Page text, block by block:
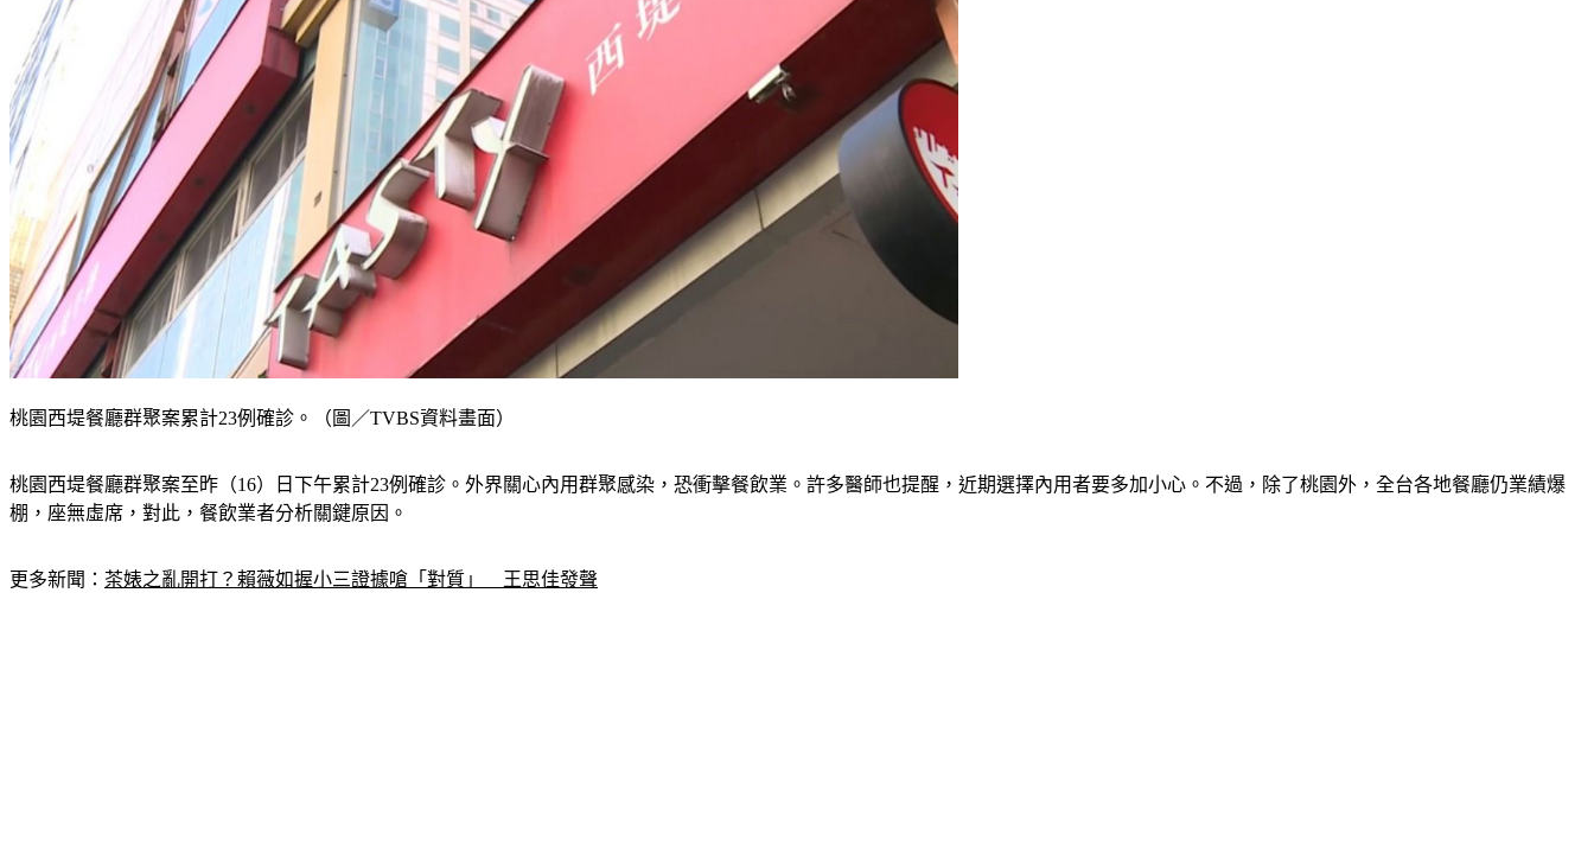
桃園西堤餐廳群聚案累計23例確診。（圖／TVBS資料畫面）
桃園西堤餐廳群聚案至昨（16）日下午累計23例確診。外界關心內用群聚感染，恐衝擊餐飲業。許多醫師也提醒，近期選擇內用者要多加小心。不過，除了桃園外，全台各地餐廳仍業績爆
棚，座無虛席，對此，餐飲業者分析關鍵原因。
更多新聞： 茶婊之亂開打？賴薇如握小三證據嗆「對質」　王思佳發聲